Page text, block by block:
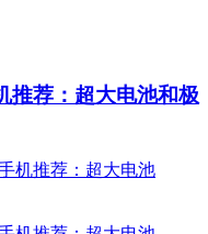
推荐：超大电池和极